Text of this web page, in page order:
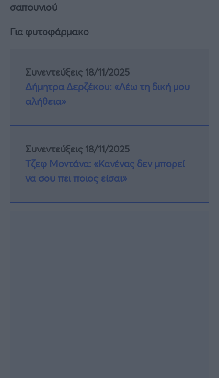
σαπουνιού
Για φυτοφάρμακο
Συνεντεύξεις 18/11/2025
Δήμητρα Δερζέκου: «Λέω τη δική μου
αλήθεια»
Συνεντεύξεις 18/11/2025
Τζεφ Μοντάνα: «Κανένας δεν μπορεί
να σου πει ποιος είσαι»